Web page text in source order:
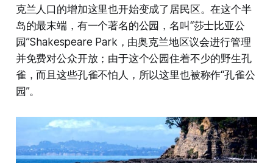
克兰人口的增加这里也开始变成了居民区。在这个半
岛的最末端，有一个著名的公园，名叫“莎士比亚公
园”Shakespeare Park，由奥克兰地区议会进行管理
并免费对公众开放；由于这个公园住着不少的野生孔
雀，而且这些孔雀不怕人，所以这里也被称作“孔雀公
园”。